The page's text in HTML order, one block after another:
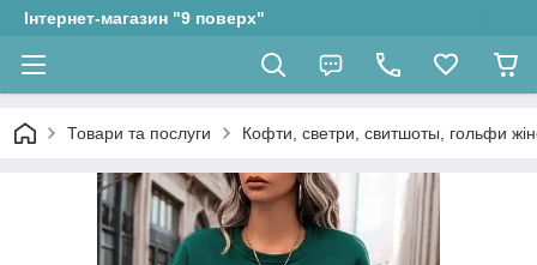
Інтернет-магазин "9 поверх"
Товари та послуги Кофти, светри, свитшоты, гольфи